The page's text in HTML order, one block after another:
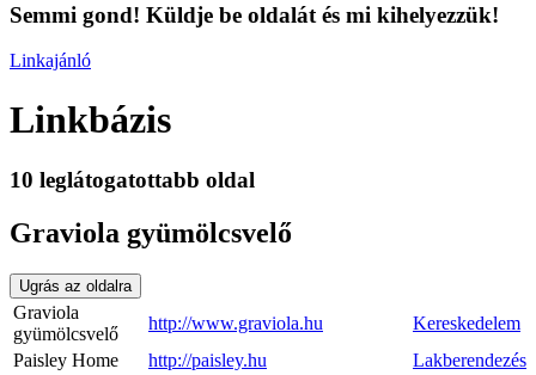
Semmi gond! Küldje be oldalát és mi kihelyezzük!
Linkajánló
Linkbázis
10 leglátogatottabb oldal
Graviola gyümölcsvelő
Ugrás az oldalra
Graviola
gyümölcsvelő
http://www.graviola.hu
Kereskedelem
Paisley Home
http://paisley.hu
Lakberendezés